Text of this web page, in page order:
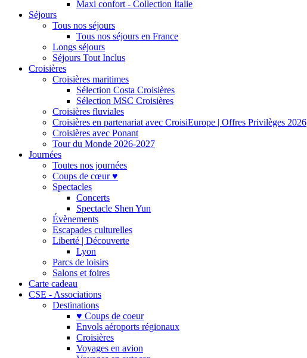
Maxi confort - Collection Italie
Séjours
Tous nos séjours
Tous nos séjours en France
Longs séjours
Séjours Tout Inclus
Croisières
Croisières maritimes
Sélection Costa Croisières
Sélection MSC Croisières
Croisières fluviales
Croisières en partenariat avec CroisiEurope | Offres Privilèges 2026
Croisières avec Ponant
Tour du Monde 2026-2027
Journées
Toutes nos journées
Coups de cœur ♥
Spectacles
Concerts
Spectacle Shen Yun
Évènements
Escapades culturelles
Liberté | Découverte
Lyon
Parcs de loisirs
Salons et foires
Carte cadeau
CSE - Associations
Destinations
♥ Coups de coeur
Envols aéroports régionaux
Croisières
Voyages en avion